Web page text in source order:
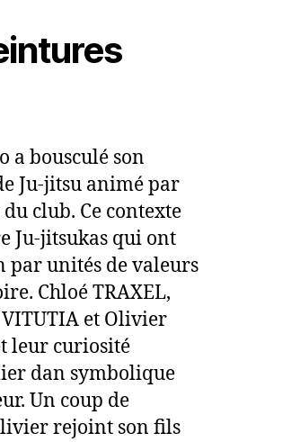
a bousculé son
Ju-jitsu animé par
club. Ce contexte
Ju-jitsukas qui ont
par unités de valeurs
Chloé TRAXEL,
et Olivier
leur curiosité
dan symbolique
Un coup de
rejoint son fils